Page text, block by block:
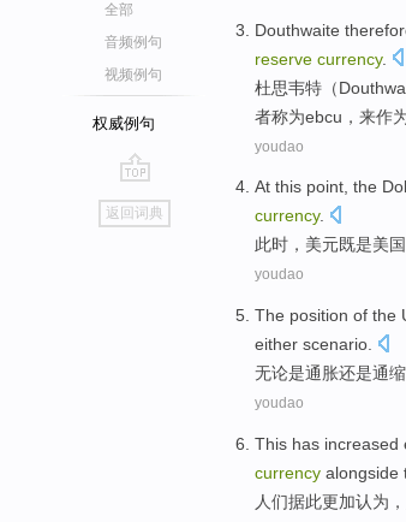
全部
音频例句
视频例句
权威例句
go
top
返回词典
Douthwaite
reserve currency.
杜思韦特（
者称为ebcu ，来作
youdao
At this point, the
currency.
此时 ， 美元既是美
youdao
The position of the
either scenario.
无论是通胀还是通
youdao
This has increased
currency alongside
人们据此更加认为，